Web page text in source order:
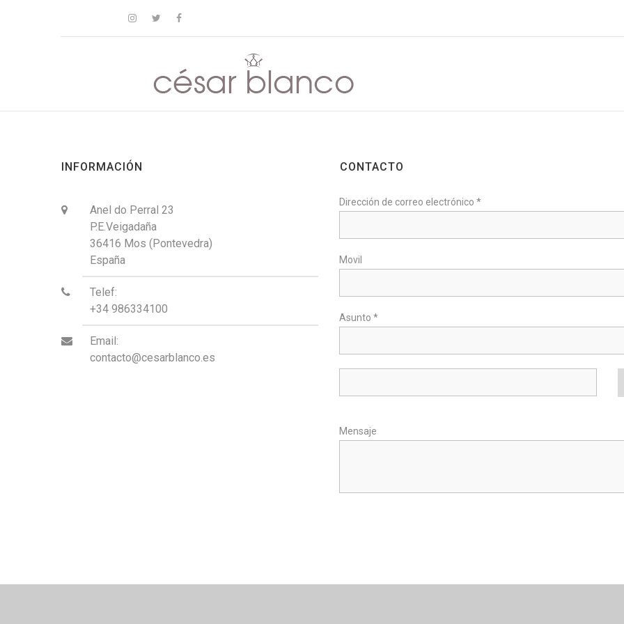
  
INFORMACIÓN

Anel do Perral 23
P.E.Veigadaña
36416 Mos (Pontevedra)
España

Telef:
+34 986334100

Email:
contacto@cesarblanco.es
CONTACTO
Dirección de correo electrónico *
Movil
Asunto *
Mensaje